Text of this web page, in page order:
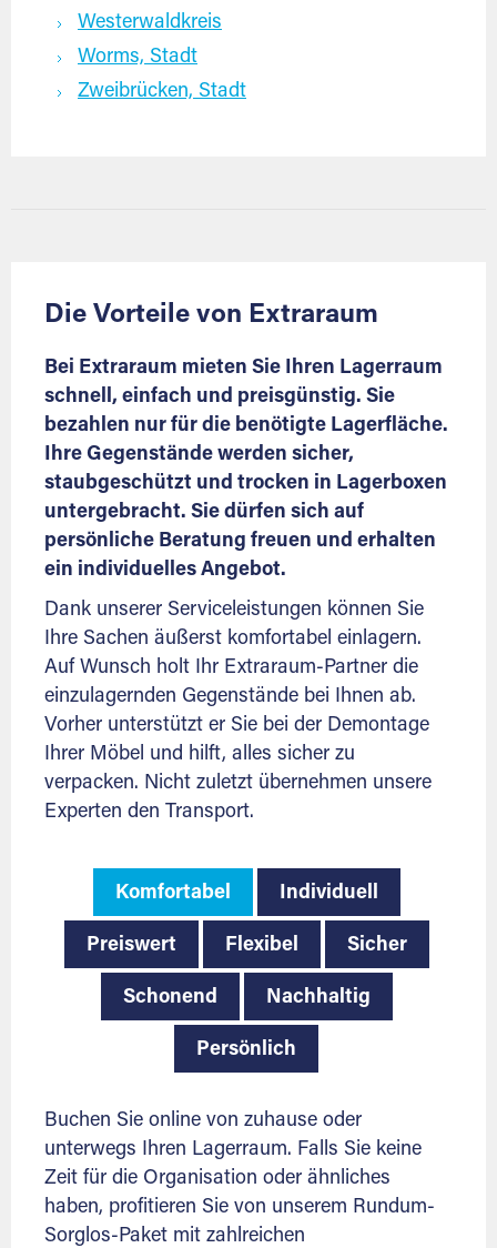
Westerwaldkreis
Worms, Stadt
Zweibrücken, Stadt
Die Vorteile von Extraraum
Bei Extraraum mieten Sie Ihren Lagerraum
schnell, einfach und preisgünstig. Sie
bezahlen nur für die benötigte Lagerfläche.
Ihre Gegenstände werden sicher,
staubgeschützt und trocken in Lagerboxen
untergebracht. Sie dürfen sich auf
persönliche Beratung freuen und erhalten
ein individuelles Angebot.
Dank unserer Serviceleistungen können Sie
Ihre Sachen äußerst komfortabel einlagern.
Auf Wunsch holt Ihr Extraraum-Partner die
einzulagernden Gegenstände bei Ihnen ab.
Vorher unterstützt er Sie bei der Demontage
Ihrer Möbel und hilft, alles sicher zu
verpacken. Nicht zuletzt übernehmen unsere
Experten den Transport.
Komfortabel Individuell
Preiswert Flexibel Sicher
Schonend Nachhaltig
Persönlich
Buchen Sie online von zuhause oder
unterwegs Ihren Lagerraum. Falls Sie keine
Zeit für die Organisation oder ähnliches
haben, profitieren Sie von unserem Rundum-
Sorglos-Paket mit zahlreichen